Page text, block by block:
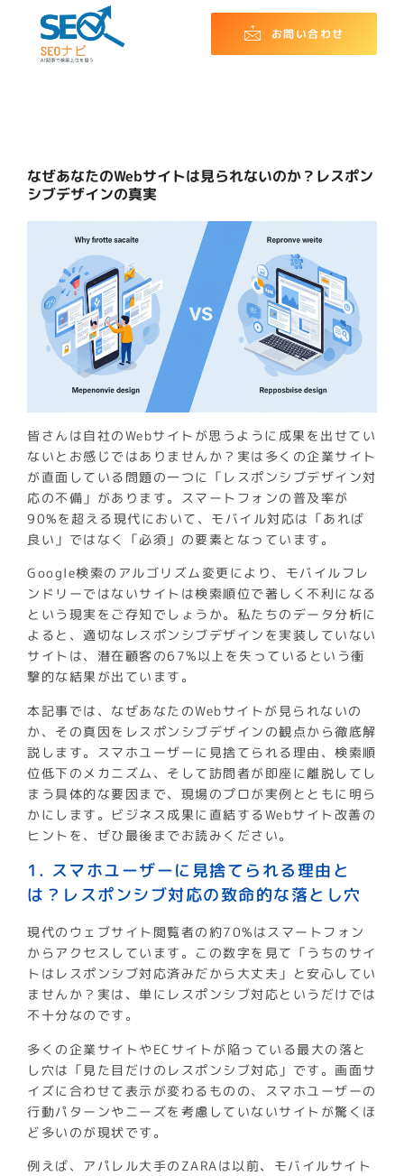
お問い合わせ
なぜあなたのWebサイトは見られないのか？レスポン
シブデザインの真実
皆さんは自社のWebサイトが思うように成果を出せてい
ないとお感じではありませんか？実は多くの企業サイト
が直面している問題の一つに「レスポンシブデザイン対
応の不備」があります。スマートフォンの普及率が
90%を超える現代において、モバイル対応は「あれば
良い」ではなく「必須」の要素となっています。
Google検索のアルゴリズム変更により、モバイルフレ
ンドリーではないサイトは検索順位で著しく不利になる
という現実をご存知でしょうか。私たちのデータ分析に
よると、適切なレスポンシブデザインを実装していない
サイトは、潜在顧客の67%以上を失っているという衝
撃的な結果が出ています。
本記事では、なぜあなたのWebサイトが見られないの
か、その真因をレスポンシブデザインの観点から徹底解
説します。スマホユーザーに見捨てられる理由、検索順
位低下のメカニズム、そして訪問者が即座に離脱してし
まう具体的な要因まで、現場のプロが実例とともに明ら
かにします。ビジネス成果に直結するWebサイト改善の
ヒントを、ぜひ最後までお読みください。
1. スマホユーザーに見捨てられる理由と
は？レスポンシブ対応の致命的な落とし穴
現代のウェブサイト閲覧者の約70%はスマートフォン
からアクセスしています。この数字を見て「うちのサイ
トはレスポンシブ対応済みだから大丈夫」と安心してい
ませんか？実は、単にレスポンシブ対応というだけでは
不十分なのです。
多くの企業サイトやECサイトが陥っている最大の落と
し穴は「見た目だけのレスポンシブ対応」です。画面サ
イズに合わせて表示が変わるものの、スマホユーザーの
行動パターンやニーズを考慮していないサイトが驚くほ
ど多いのが現状です。
例えば、アパレル大手のZARAは以前、モバイルサイト